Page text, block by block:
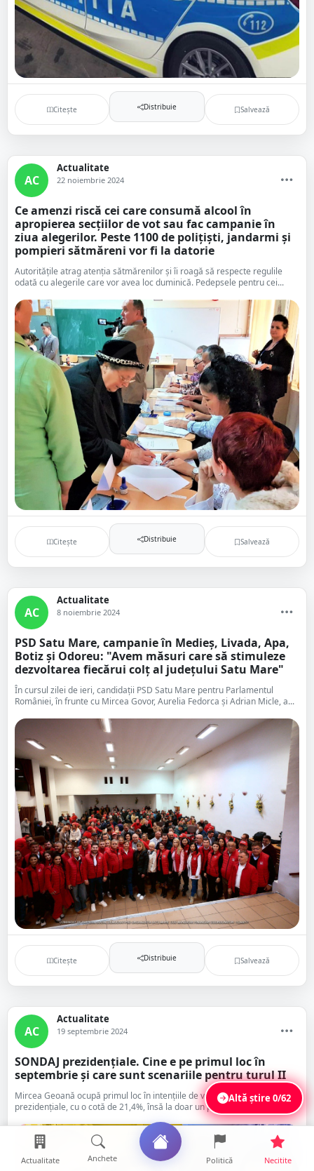
Citește Distribuie Salvează
AC
Actualitate
22 noiembrie 2024
Ce amenzi riscă cei care consumă alcool în
apropierea secțiilor de vot sau fac campanie în
ziua alegerilor. Peste 1100 de polițiști, jandarmi și
pompieri sătmăreni vor fi la datorie
Autoritățile atrag atenția sătmărenilor și îi roagă să respecte regulile
odată cu alegerile care vor avea loc duminică. Pedepsele pentru cei...
Citește Distribuie Salvează
AC
Actualitate
8 noiembrie 2024
PSD Satu Mare, campanie în Medieș, Livada, Apa,
Botiz și Odoreu: "Avem măsuri care să stimuleze
dezvoltarea fiecărui colț al județului Satu Mare"
În cursul zilei de ieri, candidații PSD Satu Mare pentru Parlamentul
României, în frunte cu Mircea Govor, Aurelia Fedorca și Adrian Micle, a...
Citește Distribuie Salvează
AC
Actualitate
19 septembrie 2024
SONDAJ prezidențiale. Cine e pe primul loc în
septembrie și care sunt scenariile pentru turul II
Mircea Geoană ocupă primul loc în intenţiile de vot pentru alegerile
prezidenţiale, cu o cotă de 21,4%, însă la doar un procent distanță est...
Altă știre0/62
Actualitate Anchete Politică Necitite